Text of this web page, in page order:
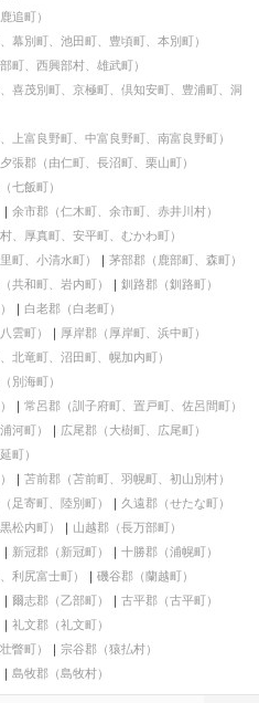
追町）
幕別町、池田町、豊頃町、本別町）
町、西興部村、雄武町）
喜茂別町、京極町、倶知安町、豊浦町、洞
上富良野町、中富良野町、南富良野町）
夕張郡（由仁町、長沼町、栗山町）
七飯町）
余市郡（仁木町、余市町、赤井川村）
、厚真町、安平町、むかわ町）
町、小清水町）
茅部郡（鹿部町、森町）
共和町、岩内町）
釧路郡（釧路町）
白老郡（白老町）
雲町）
厚岸郡（厚岸町、浜中町）
北竜町、沼田町、幌加内町）
別海町）
常呂郡（訓子府町、置戸町、佐呂間町）
河町）
広尾郡（大樹町、広尾町）
町）
苫前郡（苫前町、羽幌町、初山別村）
足寄町、陸別町）
久遠郡（せたな町）
松内町）
山越郡（長万部町）
新冠郡（新冠町）
十勝郡（浦幌町）
利尻富士町）
磯谷郡（蘭越町）
爾志郡（乙部町）
古平郡（古平町）
礼文郡（礼文町）
瞥町）
宗谷郡（猿払村）
島牧郡（島牧村）